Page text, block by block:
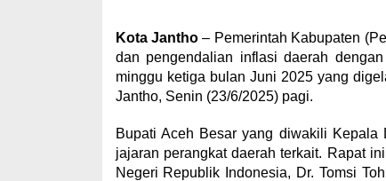
Kota Jantho– Pemerintah Kabupaten
dan pengendalian inflasi daerah
minggu ketiga bulan Juni 2025 yang
Jantho, Senin (23/6/2025) pagi.
Bupati Aceh Besar yang diwakili
jajaran perangkat daerah terkait. Rapat
Negeri Republik Indonesia, Dr. Tomsi